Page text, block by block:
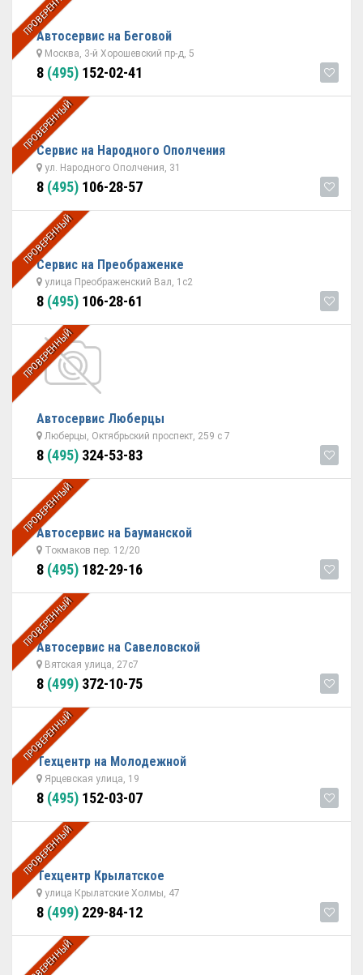
ПРОВЕРЕННЫЙ
Автосервис на Беговой
Москва, 3-й Хорошевский пр-д, 5
8 (495) 152-02-41
ПРОВЕРЕННЫЙ
Сервис на Народного Ополчения
ул. Народного Ополчения, 31
8 (495) 106-28-57
ПРОВЕРЕННЫЙ
Сервис на Преображенке
улица Преображенский Вал, 1с2
8 (495) 106-28-61
ПРОВЕРЕННЫЙ
Автосервис Люберцы
Люберцы, Октябрьский проспект, 259 с 7
8 (495) 324-53-83
ПРОВЕРЕННЫЙ
Автосервис на Бауманской
Токмаков пер. 12/20
8 (495) 182-29-16
ПРОВЕРЕННЫЙ
Автосервис на Савеловской
Вятская улица, 27с7
8 (499) 372-10-75
ПРОВЕРЕННЫЙ
Техцентр на Молодежной
Ярцевская улица, 19
8 (495) 152-03-07
ПРОВЕРЕННЫЙ
Техцентр Крылатское
улица Крылатские Холмы, 47
8 (499) 229-84-12